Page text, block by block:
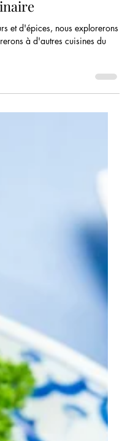
autres cuisines :
et d'épices, nous explorerons
à d'autres cuisines du